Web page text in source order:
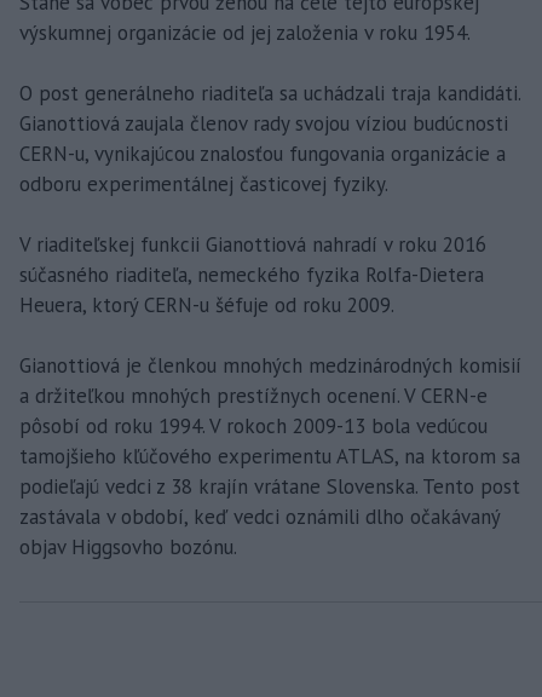
výskumnej organizácie od jej založenia v roku 1954.
O post generálneho riaditeľa sa uchádzali traja kandidáti.
Gianottiová zaujala členov rady svojou víziou budúcnosti
CERN-u, vynikajúcou znalosťou fungovania organizácie a
odboru experimentálnej časticovej fyziky.
V riaditeľskej funkcii Gianottiová nahradí v roku 2016
súčasného riaditeľa, nemeckého fyzika Rolfa-Dietera
Heuera, ktorý CERN-u šéfuje od roku 2009.
Gianottiová je členkou mnohých medzinárodných komisií
a držiteľkou mnohých prestížnych ocenení. V CERN-e
pôsobí od roku 1994. V rokoch 2009-13 bola vedúcou
tamojšieho kľúčového experimentu ATLAS, na ktorom sa
podieľajú vedci z 38 krajín vrátane Slovenska. Tento post
zastávala v období, keď vedci oznámili dlho očakávaný
objav Higgsovho bozónu.